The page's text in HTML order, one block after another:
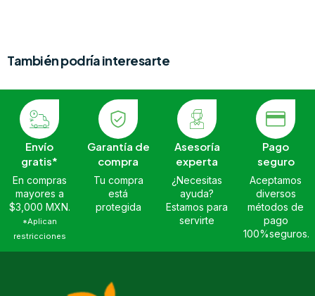
También podría interesarte
Envío
gratis*
En compras
mayores a
$3,000 MXN.
*Aplican
restricciones
Garantía de
compra
Tu compra
está
protegida
Asesoría
experta
¿Necesitas
ayuda?
Estamos para
servirte
Pago
seguro
Aceptamos
diversos
métodos de
pago
100%seguros.